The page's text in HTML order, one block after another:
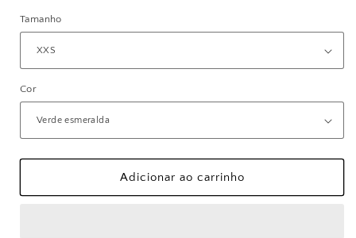
Tamanho
Cor
Adicionar ao carrinho